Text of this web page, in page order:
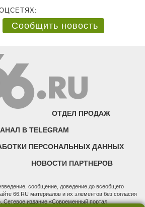
Сообщить новость
ОТДЕЛ ПРОДАЖ
В TELEGRAM
ПЕРСОНАЛЬНЫХ ДАННЫХ
НОВОСТИ ПАРТНЕРОВ
сообщение, доведение до всеобщего
66.RU материалов и их элементов без согласия
Сетевое издание «Современный портал